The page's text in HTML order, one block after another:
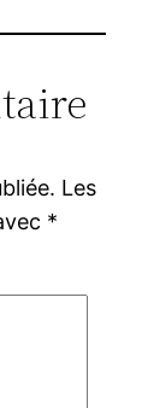
Les
*